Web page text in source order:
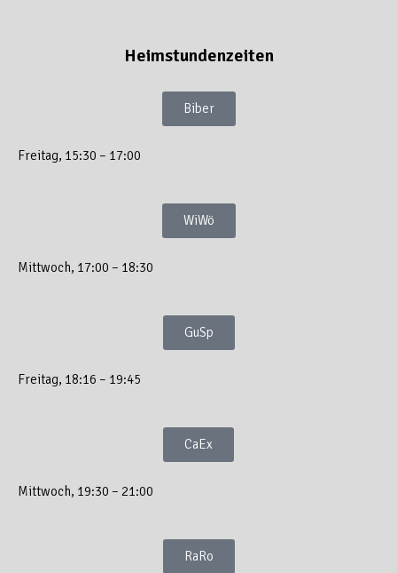
Heimstundenzeiten
Biber
Freitag, 15:30 – 17:00
WiWö
Mittwoch, 17:00 – 18:30
GuSp
Freitag, 18:16 – 19:45
CaEx
Mittwoch, 19:30 – 21:00
RaRo